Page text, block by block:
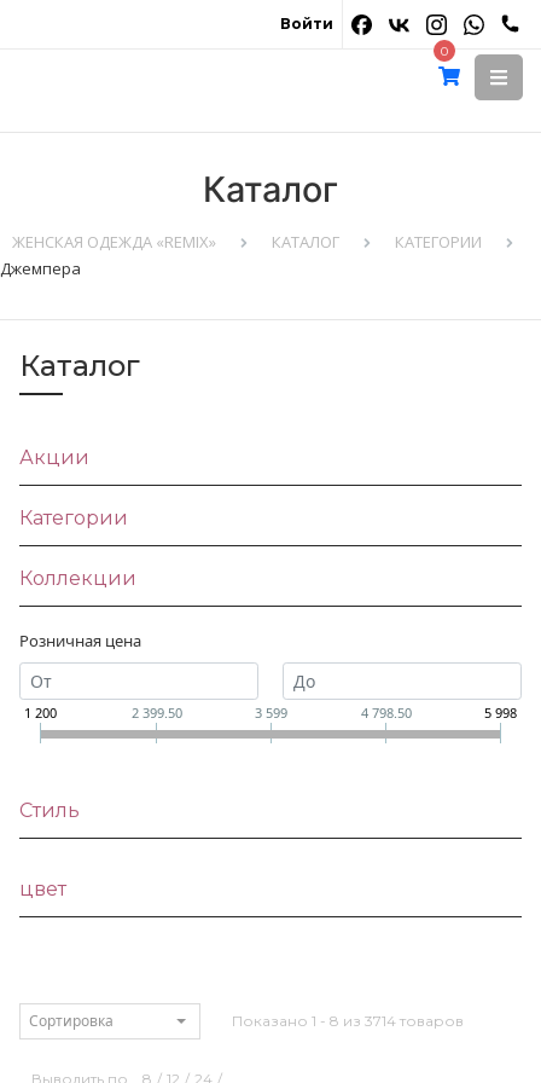
Войти
0
Каталог
ЖЕНСКАЯ ОДЕЖДА «REMIX» КАТАЛОГ
КАТЕГОРИИ
Джемпера
Каталог
Акции
Категории
Коллекции
Розничная цена
1 200 2 399.50 3 599 4 798.50 5 998
Стиль
цвет
Сортировка Показано 1 - 8 из 3714 товаров
Выводить по 8 / 12 / 24 /